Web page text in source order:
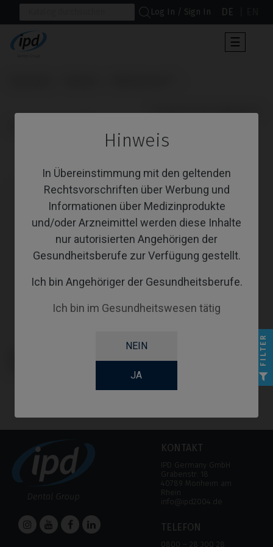
Hinweis
In Übereinstimmung mit den geltenden
Rechtsvorschriften über Werbung und
Informationen über Medizinprodukte
und/oder Arzneimittel werden diese Inhalte
nur autorisierten Angehörigen der
Gesundheitsberufe zur Verfügung gestellt.
Ich bin Angehöriger der Gesundheitsberufe.
Ich bin im Gesundheitswesen tätig
NEIN
JA
Log In / Sign In DE
der
☰
                      Provisorisches Abutment
kompatibel mit BioHorizons®
KONTAKT
IPD Germany GmbH
Grabenstr. 18
40789 Monheim am
Rhein
info@ipd2004.de
TELEFON
0800 – 28 300 28
FILTER